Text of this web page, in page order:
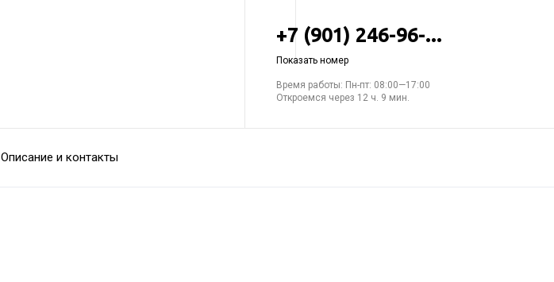
+7 (901) 246-96-...
Показать номер
Время работы: Пн-пт: 08:00—17:00
Откроемся через 12 ч. 9 мин.
Описание и контакты